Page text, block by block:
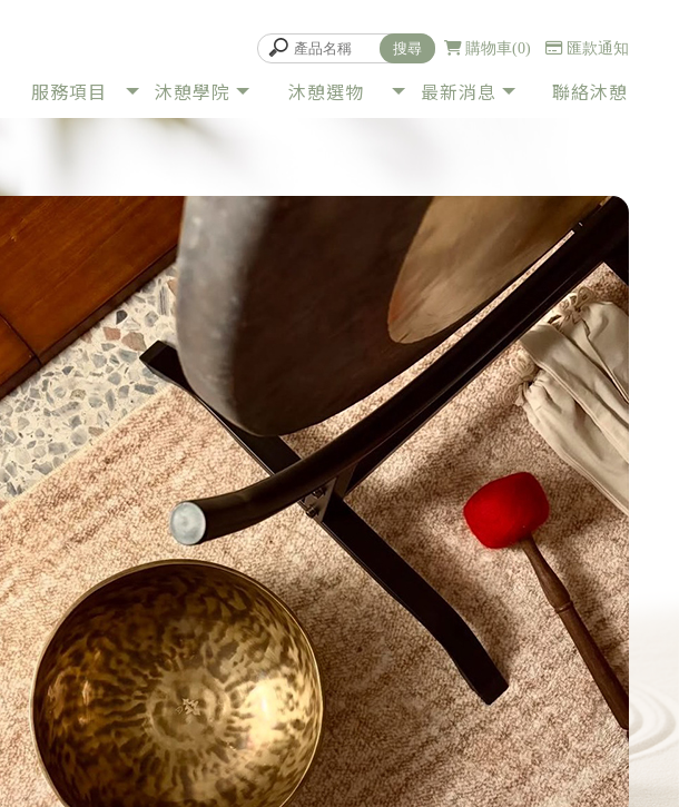
購物車 0 匯款通知
服務項目 沐憩學院 沐憩選物 最新消息 聯絡沐憩